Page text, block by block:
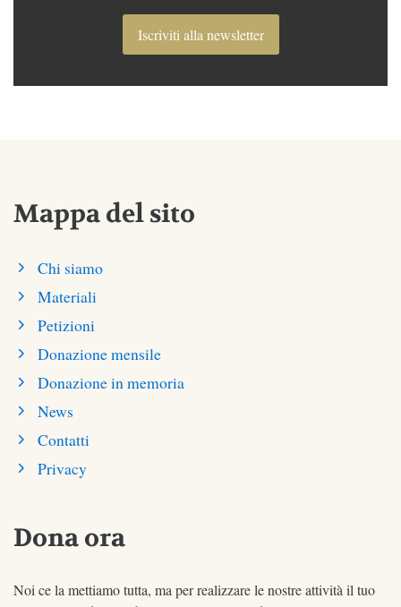
Iscriviti alla newsletter
Mappa del sito
Chi siamo
Materiali
Petizioni
Donazione mensile
Donazione in memoria
News
Contatti
Privacy
Dona ora
Noi ce la mettiamo tutta, ma per realizzare le nostre attività il tuo